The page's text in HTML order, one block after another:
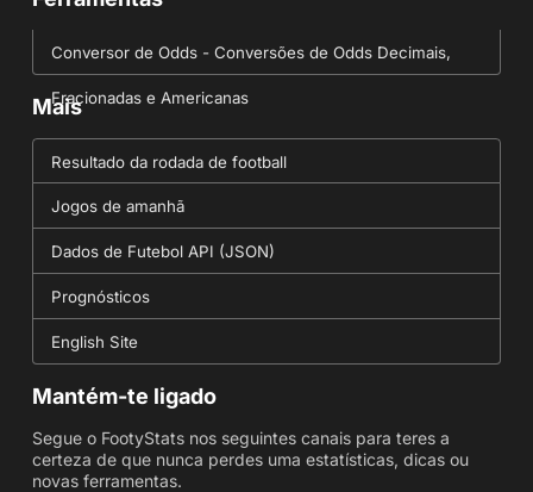
Conversor de Odds - Conversões de Odds Decimais,
Fracionadas e Americanas
Mais
Resultado da rodada de football
Jogos de amanhã
Dados de Futebol API (JSON)
Prognósticos
English Site
Mantém-te ligado
Segue o FootyStats nos seguintes canais para teres a
certeza de que nunca perdes uma estatísticas, dicas ou
novas ferramentas.